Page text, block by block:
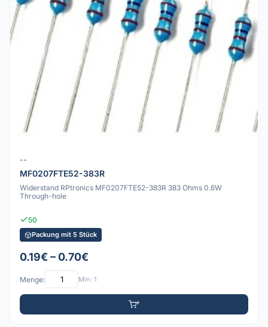
--
MF0207FTE52-383R
Widerstand RPtronics MF0207FTE52-383R 383 Ohms 0.6W
Through-hole
50
Packung mit 5 Stück
0.19€ – 0.70€
Menge: Min: 1